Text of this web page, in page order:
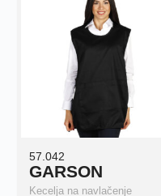
57.042
GARSON
Kecelja na navlačenje